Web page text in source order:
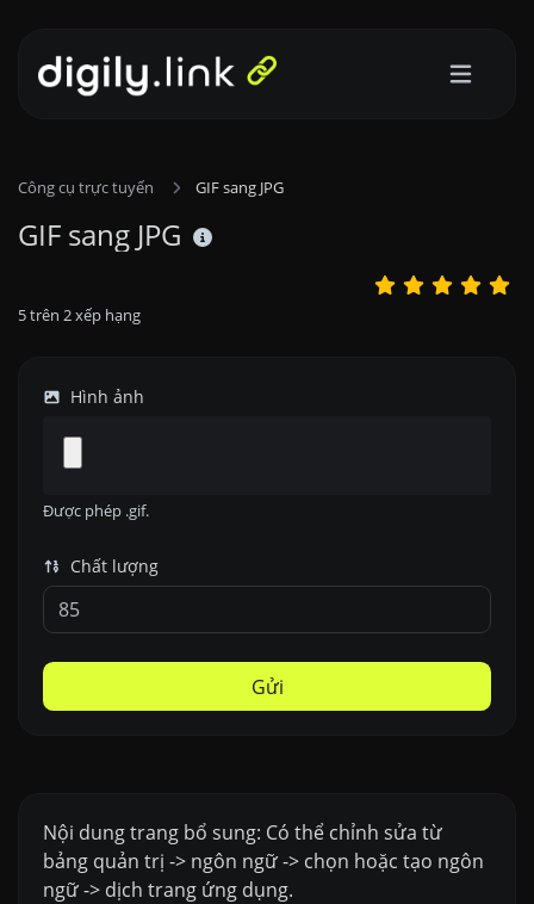
Công cụ trực tuyến GIF sang JPG
GIF sang JPG
5trên 2xếp hạng
Hình ảnh
Được phép .gif.
Chất lượng
Gửi
Nội dung trang bổ sung: Có thể chỉnh sửa từ
bảng quản trị -> ngôn ngữ -> chọn hoặc tạo ngôn
ngữ -> dịch trang ứng dụng.